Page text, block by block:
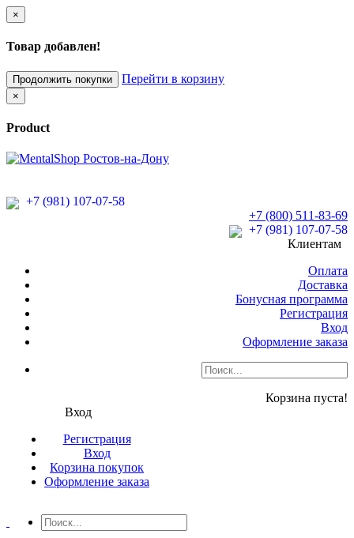
×
Товар добавлен!
Продолжить покупки Перейти в корзину
×
Product
+7 (981) 107-07-58
+7 (800) 511-83-69
+7 (981) 107-07-58
Клиентам
Оплата
Доставка
Бонусная программа
Регистрация
Вход
Оформление заказа
Корзина пуста!
Вход
Регистрация
Вход
Корзина покупок
Оформление заказа